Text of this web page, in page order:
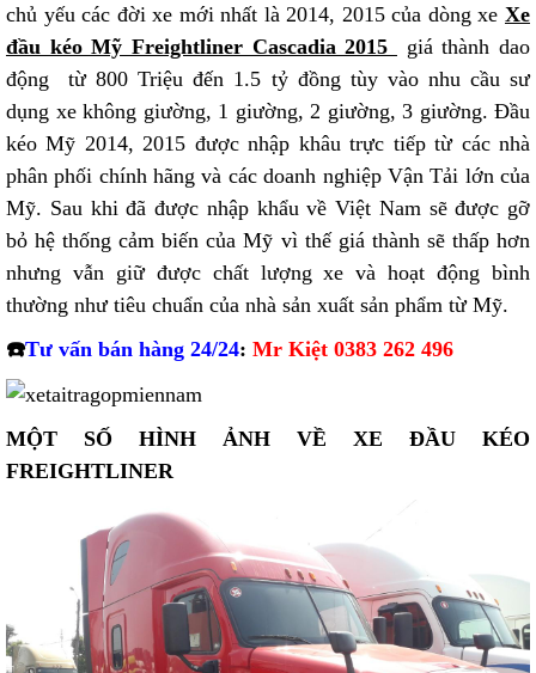
chủ yếu các đời xe mới nhất là 2014, 2015 của dòng xe Xe
đầu kéo Mỹ Freightliner Cascadia 2015
giá thành dao
động từ 800 Triệu đến 1.5 tỷ đồng tùy vào nhu cầu sư
dụng xe không giường, 1 giường, 2 giường, 3 giường. Đầu
kéo Mỹ 2014, 2015 được nhập khâu trực tiếp từ các nhà
phân phối chính hãng và các doanh nghiệp Vận Tải lớn của
Mỹ. Sau khi đã được nhập khẩu về Việt Nam sẽ được gỡ
bỏ hệ thống cảm biến của Mỹ vì thế giá thành sẽ thấp hơn
nhưng vẫn giữ được chất lượng xe và hoạt động bình
thường như tiêu chuẩn của nhà sản xuất sản phẩm từ Mỹ.
☎️Tư vấn bán hàng 24/24: Mr Kiệt 0383 262 496
MỘT SỐ HÌNH ẢNH VỀ XE ĐẦU KÉO
FREIGHTLINER